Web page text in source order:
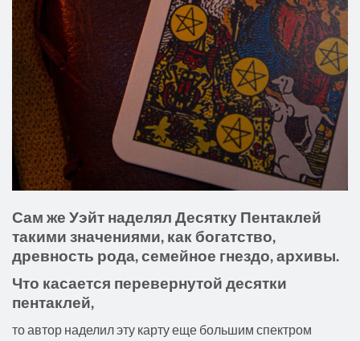
Сам же Уэйт наделял Десятку Пентаклей
такими значениями, как богатство,
древность рода, семейное гнездо, архивы.
Что касается перевернутой десятки
пентаклей,
то автор наделил эту карту еще большим спектром